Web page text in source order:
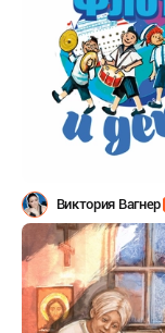
Виктория Вагнер